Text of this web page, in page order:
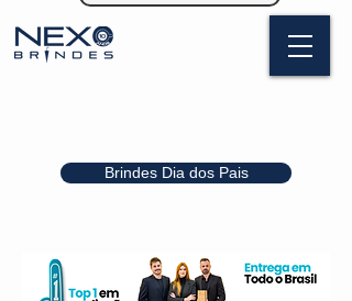
Brindes Dia dos Pais